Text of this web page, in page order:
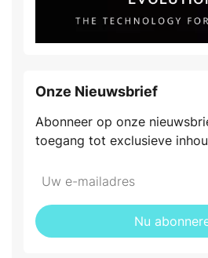
Onze Nieuwsbrief
Abonneer op onze
toegang tot exclusieve
Nu